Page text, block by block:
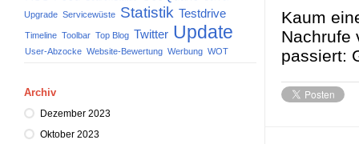
Upgrade Servicewüste Statistik Testdrive
Timeline Toolbar Top Blog Twitter Update
User-Abzocke Website-Bewertung Werbung WOT
Archiv
Dezember 2023
Oktober 2023
Kaum
Nachrufe
passiert: